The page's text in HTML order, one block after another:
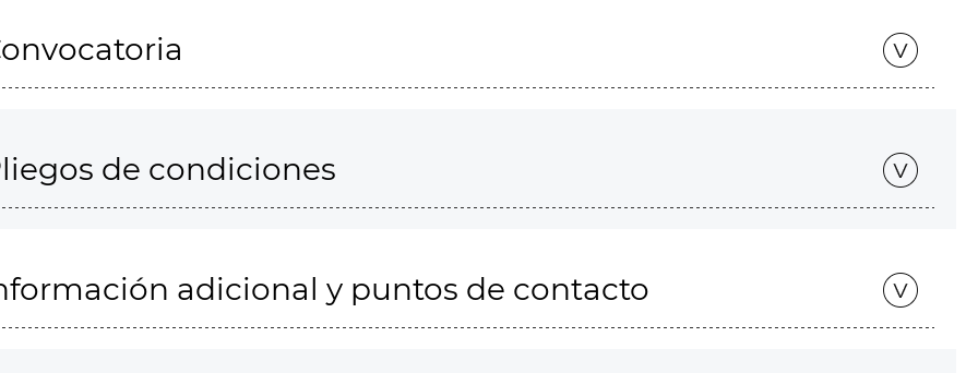
de condiciones
adicional y puntos de contacto